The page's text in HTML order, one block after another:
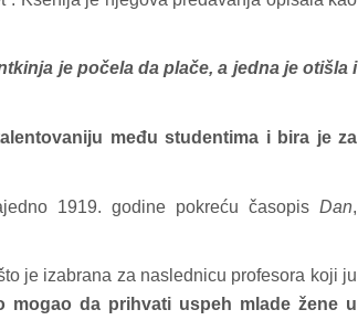
je počela da plače, a jedna je otišla i
među studentima i bira je za
1919. godine pokreću časopis Dan,
je izabrana za naslednicu profesora koji ju
mogao da prihvati uspeh mlade žene u
kod04-